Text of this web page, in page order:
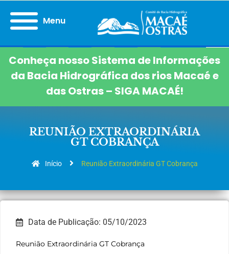
Menu
Conheça nosso Sistema de Informações
da Bacia Hidrográfica dos rios Macaé e
das Ostras – SIGA MACAÉ!
REUNIÃO EXTRAORDINÁRIA
GT COBRANÇA
Início Reunião Extraordinária GT Cobrança
Data de Publicação: 05/10/2023
Reunião Extraordinária GT Cobrança